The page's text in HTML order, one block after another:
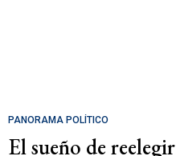
PANORAMA POLÍTICO
El sueño de